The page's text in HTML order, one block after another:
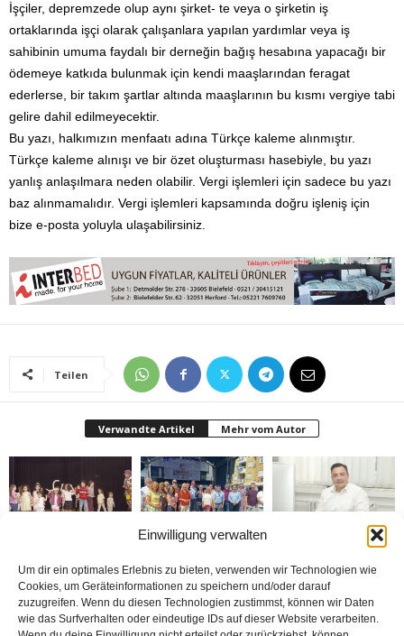
Einwilligung verwalten
Um dir ein optimales Erlebnis zu bieten, verwenden wir Technologien wie
Cookies, um Geräteinformationen zu speichern und/oder darauf
zuzugreifen. Wenn du diesen Technologien zustimmst, können wir Daten
wie das Surfverhalten oder eindeutige IDs auf dieser Website verarbeiten.
İşçiler, depremzede olup aynı şirket- te veya o şirketin iş
ortaklarında işçi olarak çalışanlara yapılan yardımlar veya iş
sahibinin umuma faydalı bir derneğin bağış hesabına yapacağı bir
ödemeye katkıda bulunmak için kendi maaşlarından feragat
ederlerse, bir takım şartlar altında maaşlarının bu kısmı vergiye tabi
gelire dahil edilmeyecektir.
Bu yazı, halkımızın menfaatı adına Türkçe kaleme alınmıştır.
Türkçe kaleme alınışı ve bir özet oluşturması hasebiyle, bu yazı
yanlış anlaşılmara neden olabilir. Vergi işlemleri için sadece bu yazı
baz alınmamalıdır. Vergi işlemleri kapsamında doğru işleniş için
bize e-posta yoluyla ulaşabilirsiniz.
Teilen
Verwandte Artikel Mehr vom Autor
Festivali yapıldı
Yabancılar Haftası
donduruldu